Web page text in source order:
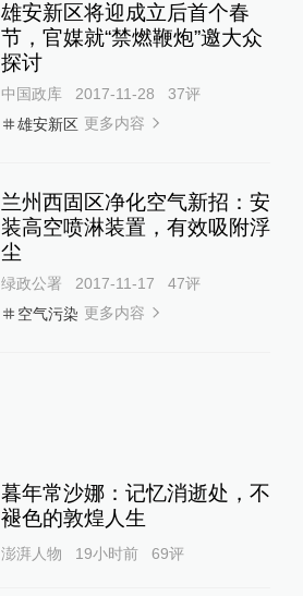
雄安新区将迎成立后首个春
节，官媒就“禁燃鞭炮”邀大众
探讨
中国政库 2017-11-28 37评
雄安新区 更多内容
兰州西固区净化空气新招：安
装高空喷淋装置，有效吸附浮
尘
绿政公署 2017-11-17 47评
空气污染 更多内容
暮年常沙娜：记忆消逝处，不
褪色的敦煌人生
澎湃人物 19小时前 69评